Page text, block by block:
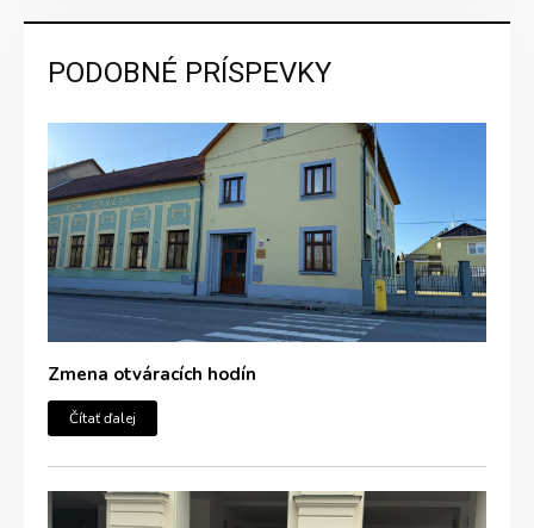
PODOBNÉ PRÍSPEVKY
Zmena otváracích hodín
Čítať ďalej